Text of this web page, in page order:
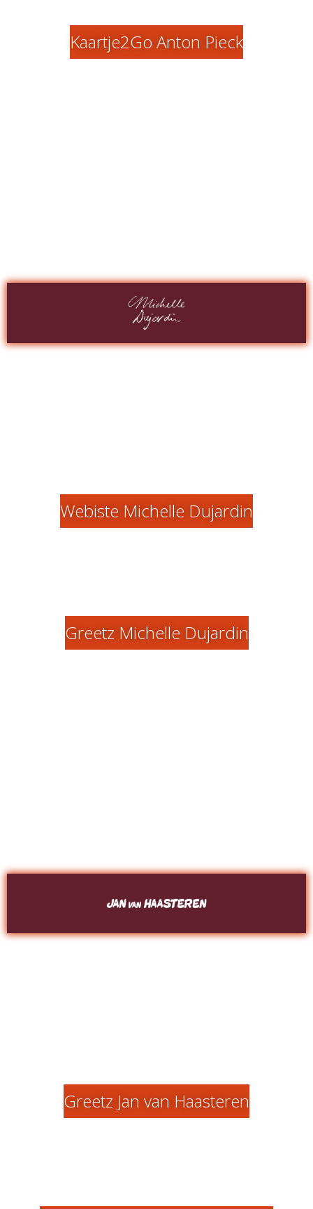
Kaartje2Go Anton Pieck
Webiste Michelle Dujardin
Greetz Michelle Dujardin
Greetz Jan van Haasteren